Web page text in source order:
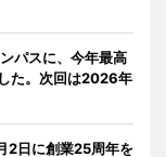
パスに、今年最高
た。次回は2026年
2日に創業25周年を